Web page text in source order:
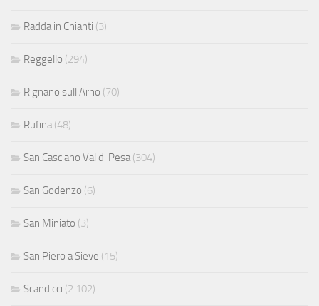
Radda in Chianti (3)
Reggello (294)
Rignano sull'Arno (70)
Rufina(48)
San Casciano Val di Pesa(304)
San Godenzo (6)
San Miniato (3)
San Piero a Sieve (15)
Scandicci (2.102)